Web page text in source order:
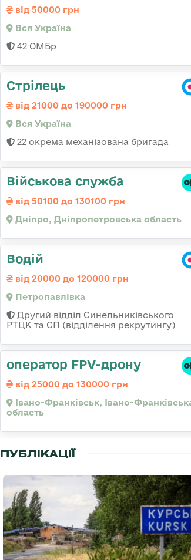
від 50000 грн
Вся Україна
42 ОМБр
Стрілець
від 21000 до 190000 грн
Вся Україна
22 окрема механізована бригада
Військова служба
від 50100 до 130100 грн
Дніпро, Дніпропетровська область
Водій
від 20000 до 120000 грн
Петропавлівка
Другий відділ Синельниківського
РТЦК та СП (відділення рекрутингу)
оператор FPV-дрону
від 25000 до 130000 грн
Івано-Франківськ, Івано-
область
ПУБЛІКАЦІЇ